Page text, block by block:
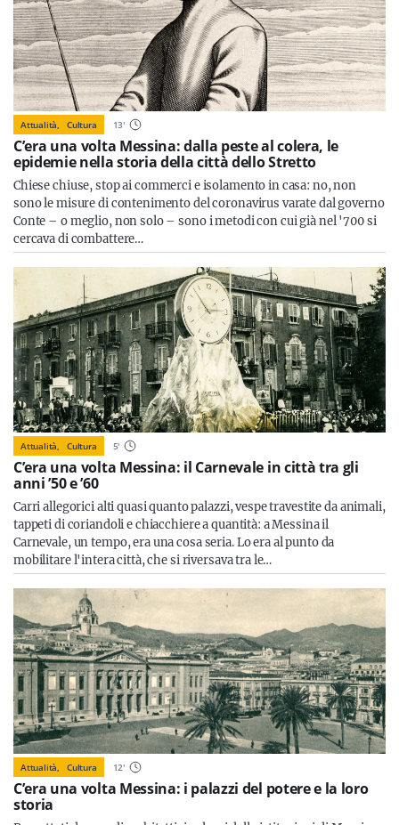
Attualità, Cultura 13'
C’era una volta Messina: dalla peste al colera, le
epidemie nella storia della città dello Stretto
Chiese chiuse, stop ai commerci e isolamento in casa: no, non
sono le misure di contenimento del coronavirus varate dal governo
Conte – o meglio, non solo – sono i metodi con cui già nel '700 si
cercava di combattere…
Attualità, Cultura 5'
C’era una volta Messina: il Carnevale in città tra gli
anni ’50 e ’60
Carri allegorici alti quasi quanto palazzi, vespe travestite da animali,
tappeti di coriandoli e chiacchiere a quantità: a Messina il
Carnevale, un tempo, era una cosa seria. Lo era al punto da
mobilitare l'intera città, che si riversava tra le…
Attualità, Cultura 12'
C’era una volta Messina: i palazzi del potere e la loro
storia